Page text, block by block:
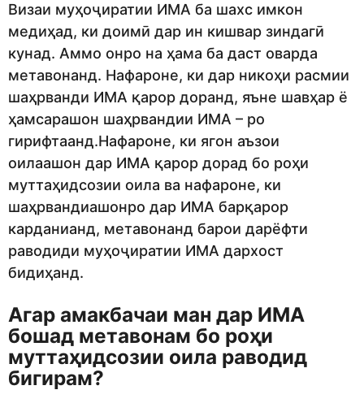
Визаи муҳоҷиратии ИМА ба шахс имкон
медиҳад, ки доимӣ дар ин кишвар зиндагӣ
кунад. Аммо онро на ҳама ба даст оварда
метавонанд. Нафароне, ки дар никоҳи расмии
шаҳрванди ИМА қарор доранд, яъне шавҳар ё
ҳамсарашон шаҳрвандии ИМА – ро
гирифтаанд.Нафароне, ки ягон аъзои
оилаашон дар ИМА қарор дорад бо роҳи
муттаҳидсозии оила ва нафароне, ки
шаҳрвандиашонро дар ИМА барқарор
карданианд, метавонанд барои дарёфти
раводиди муҳоҷиратии ИМА дархост
бидиҳанд.
Агар амакбачаи ман дар ИМА
бошад метавонам бо роҳи
муттаҳидсозии оила раводид
бигирам?